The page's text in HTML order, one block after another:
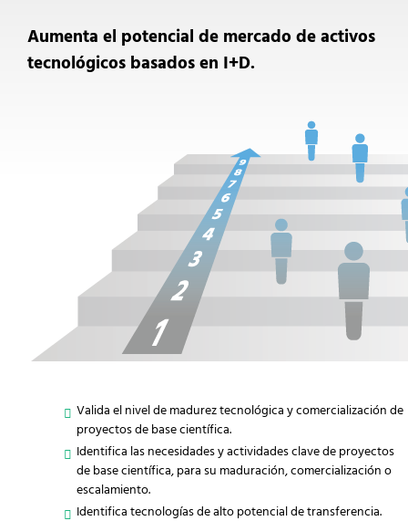
Aumenta el potencial de mercado de activos
tecnológicos basados en I+D.
Valida el nivel de madurez tecnológica y comercialización de
proyectos de base científica.
Identifica las necesidades y actividades clave de proyectos
de base científica, para su maduración, comercialización o
escalamiento.
Identifica tecnologías de alto potencial de transferencia.